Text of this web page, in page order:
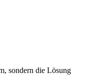
sondern die Lösung